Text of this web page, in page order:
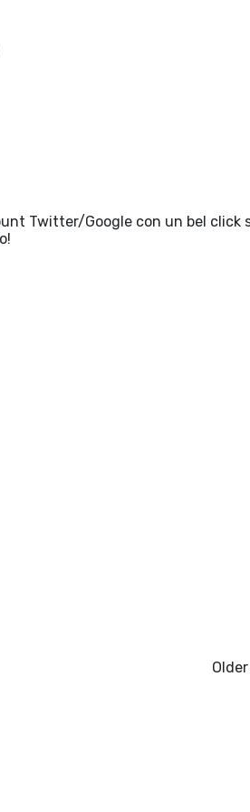
Twitter/Google con un bel click